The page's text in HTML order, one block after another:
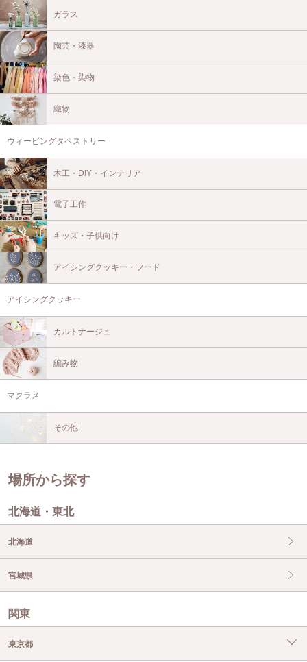
ガラス
陶芸・漆器
染色・染物
織物
ウィービングタペストリー
木工・DIY・インテリア
電子工作
キッズ・子供向け
アイシングクッキー・フード
アイシングクッキー
カルトナージュ
編み物
マクラメ
その他
場所から探す
北海道・東北
北海道
宮城県
関東
東京都